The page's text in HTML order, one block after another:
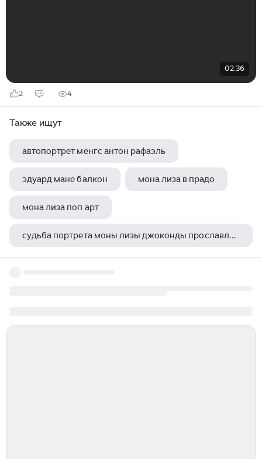
02:36
2 4
Также ищут
автопортрет менгс антон рафаэль
эдуард мане балкон мона лиза в прадо
мона лиза поп арт
судьба портрета моны лизы джоконды прославленного шедевра леонардо да винчи исключительна во всей